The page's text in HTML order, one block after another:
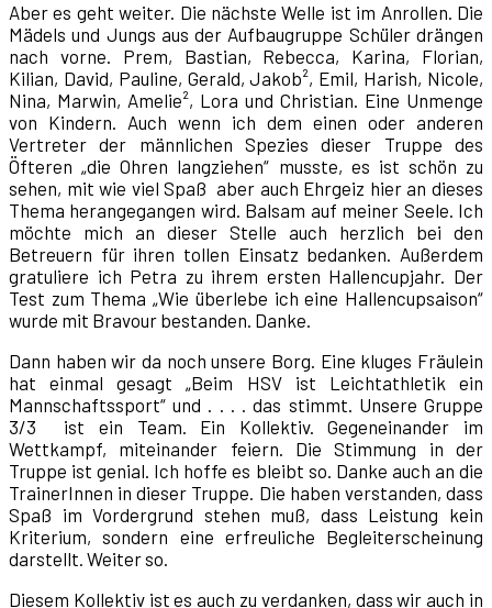
Aber es geht weiter. Die nächste Welle ist im Anrollen. Die
Mädels und Jungs aus der Aufbaugruppe Schüler drängen
nach vorne. Prem, Bastian, Rebecca, Karina, Florian,
Kilian, David, Pauline, Gerald, Jakob², Emil, Harish, Nicole,
Nina, Marwin, Amelie², Lora und Christian. Eine Unmenge
von Kindern. Auch wenn ich dem einen oder anderen
Vertreter der männlichen Spezies dieser Truppe des
Öfteren „die Ohren langziehen“ musste, es ist schön zu
sehen, mit wie viel Spaß aber auch Ehrgeiz hier an dieses
Thema herangegangen wird. Balsam auf meiner Seele. Ich
möchte mich an dieser Stelle auch herzlich bei den
Betreuern für ihren tollen Einsatz bedanken. Außerdem
gratuliere ich Petra zu ihrem ersten Hallencupjahr. Der
Test zum Thema „Wie überlebe ich eine Hallencupsaison“
wurde mit Bravour bestanden. Danke.
Dann haben wir da noch unsere Borg. Eine kluges Fräulein
hat einmal gesagt „Beim HSV ist Leichtathletik ein
Mannschaftssport“ und . . . . das stimmt. Unsere Gruppe
3/3 ist ein Team. Ein Kollektiv. Gegeneinander im
Wettkampf, miteinander feiern. Die Stimmung in der
Truppe ist genial. Ich hoffe es bleibt so. Danke auch an die
TrainerInnen in dieser Truppe. Die haben verstanden, dass
Spaß im Vordergrund stehen muß, dass Leistung kein
Kriterium, sondern eine erfreuliche Begleiterscheinung
darstellt. Weiter so.
Diesem Kollektiv ist es auch zu verdanken, dass wir auch in